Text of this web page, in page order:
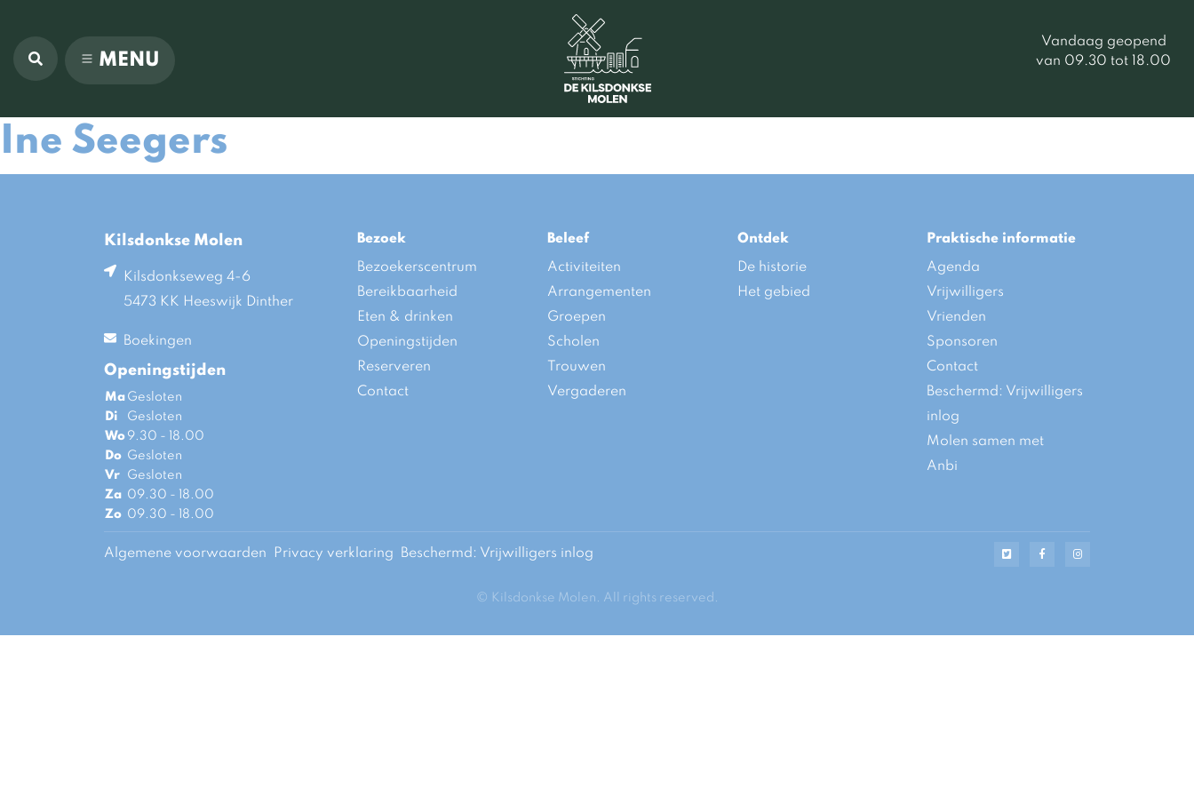
MENU
Vandaag geopend
van 09.30 tot 18.00
Ine Seegers
Kilsdonkse Molen
Kilsdonkseweg 4-6
5473 KK Heeswijk Dinther
Boekingen
Openingstijden
Ma Gesloten
Di
Gesloten
Wo 9.30 - 18.00
Do Gesloten
Vr
Gesloten
Za 09.30 - 18.00
Zo 09.30 - 18.00
Bezoek
Bezoekerscentrum
Bereikbaarheid
Eten & drinken
Openingstijden
Reserveren
Contact
Beleef
Activiteiten
Arrangementen
Groepen
Scholen
Trouwen
Vergaderen
Ontdek
De historie
Het gebied
Praktische informatie
Agenda
Vrijwilligers
Vrienden
Sponsoren
Contact
Beschermd: Vrijwilligers
inlog
Molen samen met
Anbi
Algemene voorwaarden Privacy verklaring Beschermd: Vrijwilligers inlog
© Kilsdonkse Molen. All rights reserved.